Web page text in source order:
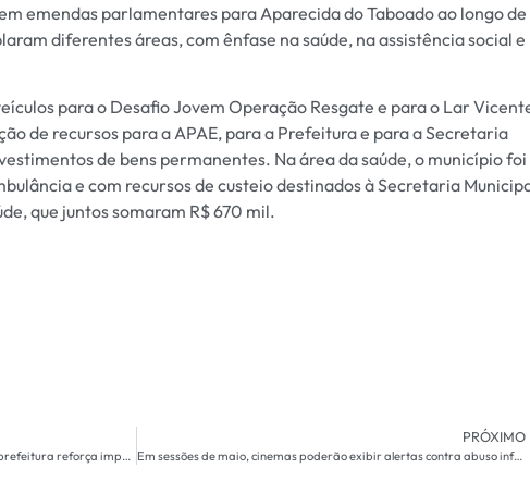
emendas parlamentares para Aparecida do Taboado ao longo de
diferentes áreas, com ênfase na saúde, na assistência social e
para o Desafio Jovem Operação Resgate e para o Lar
de recursos para a APAE, para a Prefeitura e para a Secretaria
de bens permanentes. Na área da saúde, o município foi
e com recursos de custeio destinados à Secretaria
que juntos somaram R$ 670 mil.
Casos de câncer do colo do útero aumentam e prefeitura reforça importância da vacina contra HPV
PRÓXIMO
Em sessões de maio, cinemas poderão exibir alertas contra abuso infantil